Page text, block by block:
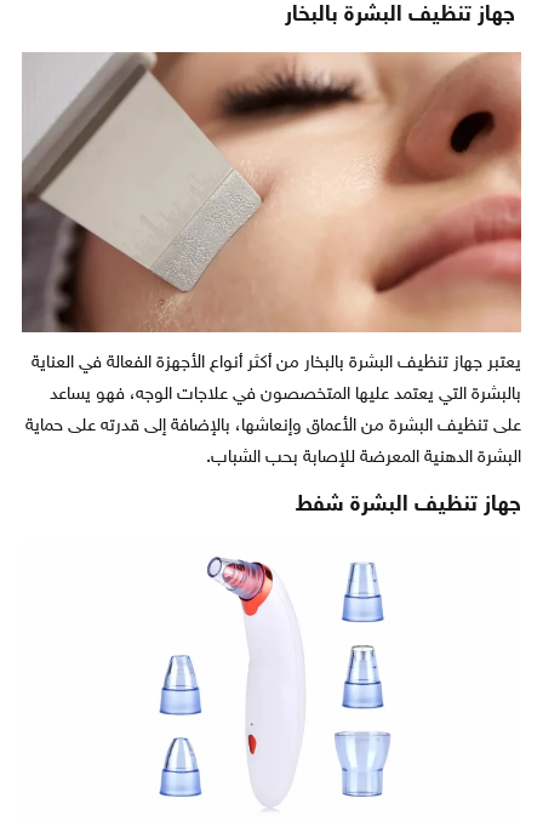
جهاز تنظيف البشرة بالبخار
يعتبر جهاز تنظيف البشرة بالبخار من أكثر أنواع الأجهزة الفعالة في العناية
بالبشرة التي يعتمد عليها المتخصصون في علاجات الوجه، فهو يساعد
على تنظيف البشرة من الأعماق وإنعاشها، بالإضافة إلى قدرته على حماية
البشرة الدهنية المعرضة للإصابة بحب الشباب.
جهاز تنظيف البشرة شفط